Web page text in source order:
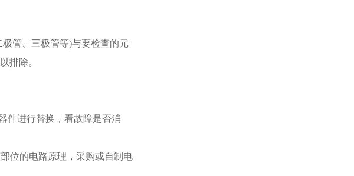
管、三极管等)与要检查的元
排除。
件进行替换，看故障是否消
位的电路原理，采购或自制电